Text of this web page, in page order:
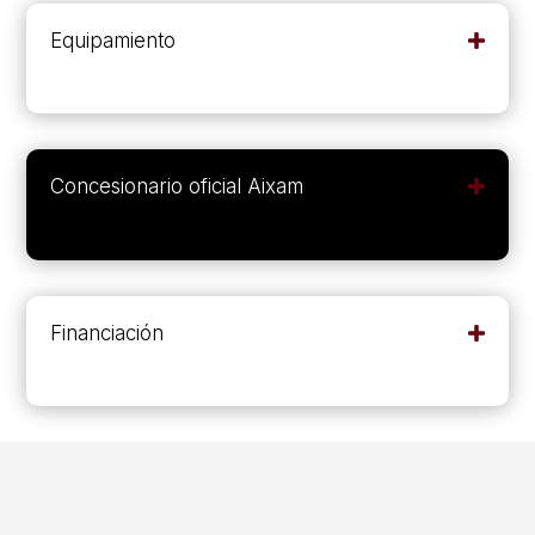
Equipamiento
Concesionario oficial Aixam
Financiación